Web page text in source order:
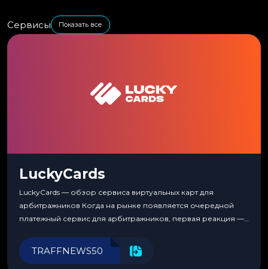
Сервисы Показать все
LuckyCards
LuckyCards — обзор сервиса виртуальных карт для
арбитражников Когда на рынке появляется очередной
платежный сервис для арбитражников, первая реакция —
перестаешь воспринимать всерьез любой новый продукт,
пока тот не докажет обратное делом. LuckyCards — история
TRAFFNEWS50